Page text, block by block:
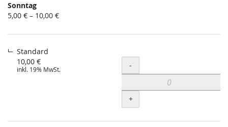
Sonntag
von
bis
5,00 € – 10,00 €
Standard
10,00 €
inkl. 19% MwSt. Menge
-
+